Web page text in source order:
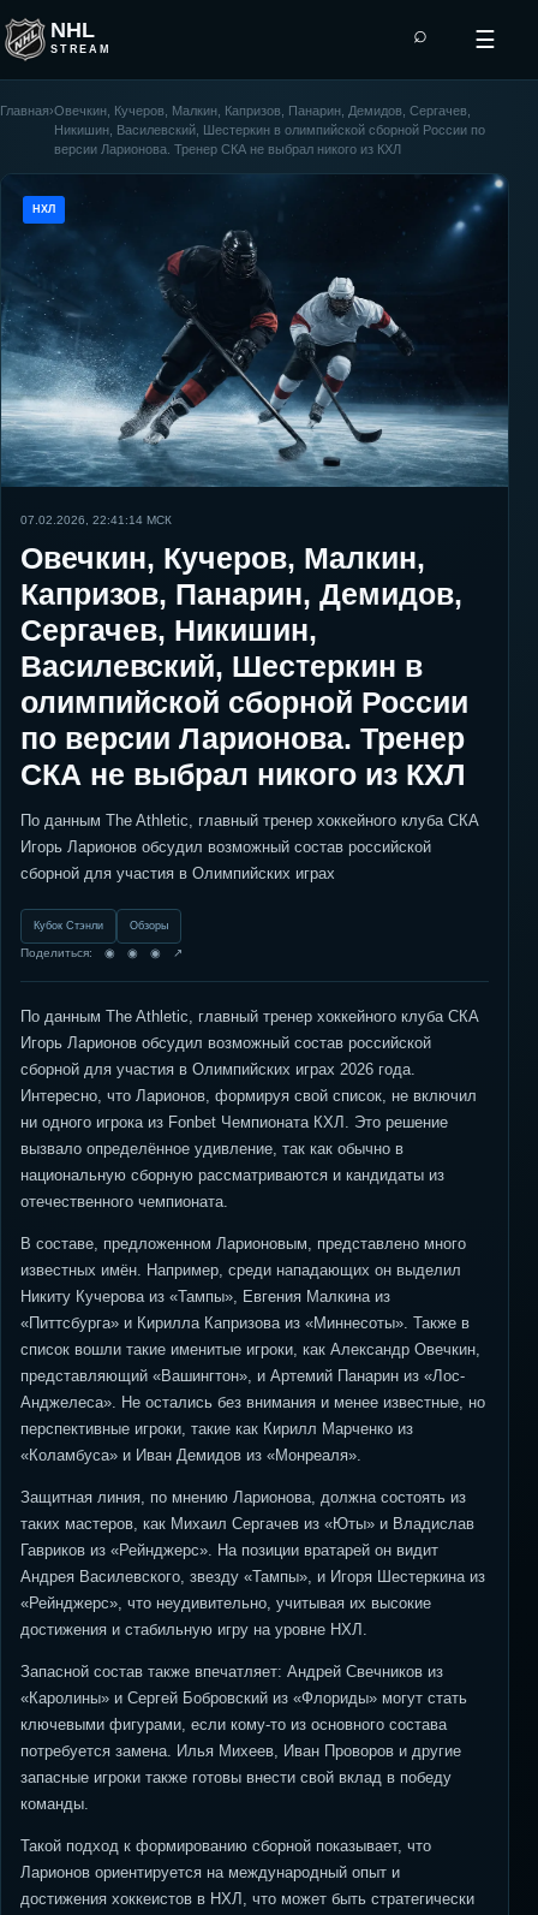
NHL
STREAM
⌕ ☰
Главная›Овечкин, Кучеров, Малкин, Капризов, Панарин, Демидов, Сергачев,
Никишин, Василевский, Шестеркин в олимпийской сборной России по
версии Ларионова. Тренер СКА не выбрал никого из КХЛ
НХЛ
07.02.2026, 22:41:14 МСК
Овечкин, Кучеров, Малкин,
Капризов, Панарин, Демидов,
Сергачев, Никишин,
Василевский, Шестеркин в
олимпийской сборной России
по версии Ларионова. Тренер
СКА не выбрал никого из КХЛ
По данным The Athletic, главный тренер хоккейного клуба СКА
Игорь Ларионов обсудил возможный состав российской
сборной для участия в Олимпийских играх
Кубок Стэнли Обзоры
Поделиться: ◉ ◉ ◉ ↗
По данным The Athletic, главный тренер хоккейного клуба СКА
Игорь Ларионов обсудил возможный состав российской
сборной для участия в Олимпийских играх 2026 года.
Интересно, что Ларионов, формируя свой список, не включил
ни одного игрока из Fonbet Чемпионата КХЛ. Это решение
вызвало определённое удивление, так как обычно в
национальную сборную рассматриваются и кандидаты из
отечественного чемпионата.
В составе, предложенном Ларионовым, представлено много
известных имён. Например, среди нападающих он выделил
Никиту Кучерова из «Тампы», Евгения Малкина из
«Питтсбурга» и Кирилла Капризова из «Миннесоты». Также в
список вошли такие именитые игроки, как Александр Овечкин,
представляющий «Вашингтон», и Артемий Панарин из «Лос-
Анджелеса». Не остались без внимания и менее известные, но
перспективные игроки, такие как Кирилл Марченко из
«Коламбуса» и Иван Демидов из «Монреаля».
Защитная линия, по мнению Ларионова, должна состоять из
таких мастеров, как Михаил Сергачев из «Юты» и Владислав
Гавриков из «Рейнджерс». На позиции вратарей он видит
Андрея Василевского, звезду «Тампы», и Игоря Шестеркина из
«Рейнджерс», что неудивительно, учитывая их высокие
достижения и стабильную игру на уровне НХЛ.
Запасной состав также впечатляет: Андрей Свечников из
«Каролины» и Сергей Бобровский из «Флориды» могут стать
ключевыми фигурами, если кому-то из основного состава
потребуется замена. Илья Михеев, Иван Проворов и другие
запасные игроки также готовы внести свой вклад в победу
команды.
Такой подход к формированию сборной показывает, что
Ларионов ориентируется на международный опыт и
достижения хоккеистов в НХЛ, что может быть стратегически